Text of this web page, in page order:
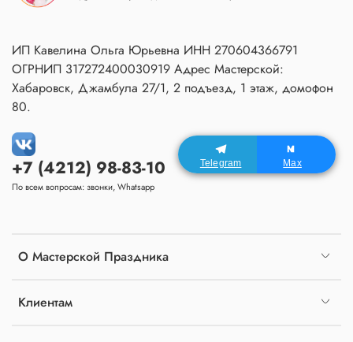
О Мастерской Праздника
Клиентам
+7 (4212) 98-83-10
По всем вопросам: звонки, Whatsapp
ИП Кавелина Ольга Юрьевна ИНН 270604366791
ОГРНИП 317272400030919 Адрес Мастерской:
Хабаровск, Джамбула 27/1, 2 подъезд, 1 этаж, домофон
80.
Telegram Max